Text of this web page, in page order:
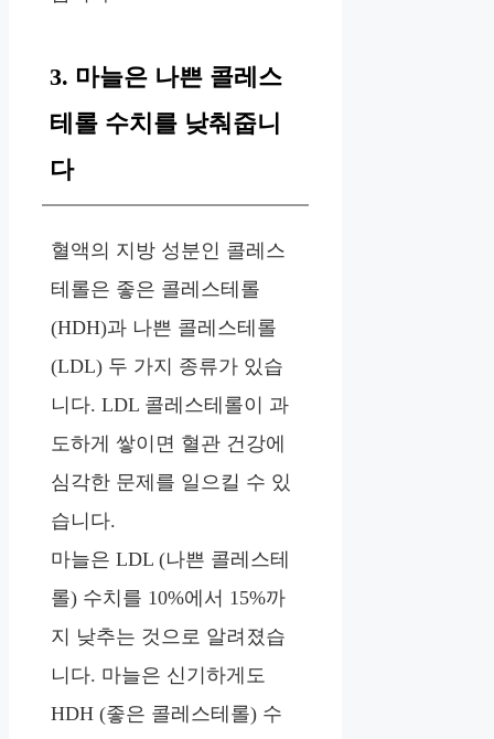
3. 마늘은 나쁜 콜레스
테롤 수치를 낮춰줍니
다
혈액의 지방 성분인 콜레스
테롤은 좋은 콜레스테롤
(HDH)과 나쁜 콜레스테롤
(LDL) 두 가지 종류가 있습
니다. LDL 콜레스테롤이 과
도하게 쌓이면 혈관 건강에
심각한 문제를 일으킬 수 있
습니다.
마늘은 LDL (나쁜 콜레스테
롤) 수치를 10%에서 15%까
지 낮추는 것으로 알려졌습
니다. 마늘은 신기하게도
HDH (좋은 콜레스테롤) 수